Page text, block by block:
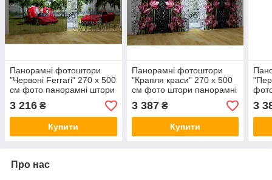
Панорамні фотоштори
"Червоні Ferrari" 270 х 500
см фото панорамні штори
VE
3 216 ₴
Купити
Панорамні фотоштори
"Крапля краси" 270 х 500
см фото штори панорамні
штори VE
3 387₴
Купити
3
Про нас